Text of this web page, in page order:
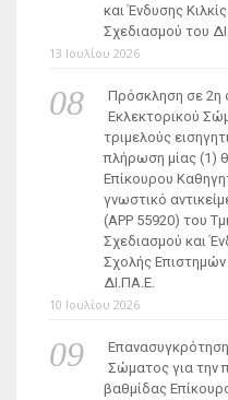
και Ένδυσης
Σχεδιασμού του
13 Ιουλίου 2026
Πρόσκληση σε 2η
Εκλεκτορικού
τριμελούς
πλήρωση μίας (1)
Επίκουρου
γνωστικό
(ΑΡΡ 55920) του
Σχεδιασμού και
Σχολής
ΔΙ.ΠΑ.Ε.
10 Ιουλίου 2026
Σώματος για την
βαθμίδας